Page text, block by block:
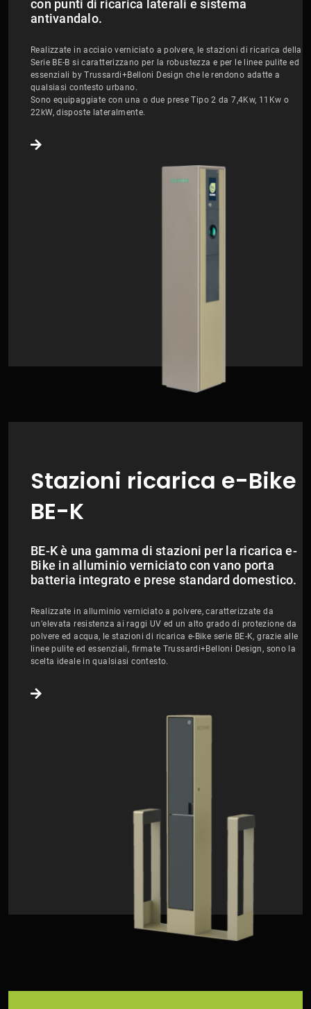
con punti di ricarica laterali e sistema
antivandalo.
Realizzate in acciaio verniciato a polvere, le stazioni di ricarica della
Serie BE-B si caratterizzano per la robustezza e per le linee pulite ed
essenziali by Trussardi+Belloni Design che le rendono adatte a
qualsiasi contesto urbano.
Sono equipaggiate con una o due prese Tipo 2 da 7,4Kw, 11Kw o
22kW, disposte lateralmente.
Stazioni ricarica e-Bike
BE-K
BE-K è una gamma di stazioni per la ricarica e-
Bike in alluminio verniciato con vano porta
batteria integrato e prese standard domestico.
Realizzate in alluminio verniciato a polvere, caratterizzate da
un’elevata resistenza ai raggi UV ed un alto grado di protezione da
polvere ed acqua, le stazioni di ricarica e-Bike serie BE-K, grazie alle
linee pulite ed essenziali, firmate Trussardi+Belloni Design, sono la
scelta ideale in qualsiasi contesto.